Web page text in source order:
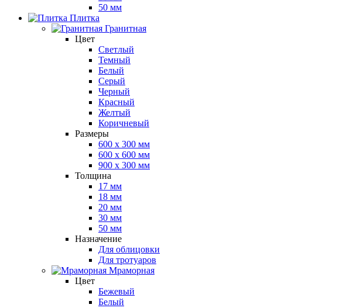
50 мм
Плитка
Гранитная
Цвет
Светлый
Темный
Белый
Серый
Черный
Красный
Желтый
Коричневый
Размеры
600 х 300 мм
600 х 600 мм
900 x 300 мм
Толщина
17 мм
18 мм
20 мм
30 мм
50 мм
Назначение
Для облицовки
Для тротуаров
Мраморная
Цвет
Бежевый
Белый